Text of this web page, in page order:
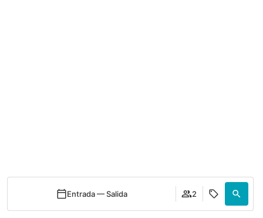
Entrada — Salida 2
Entrada — Salida 2